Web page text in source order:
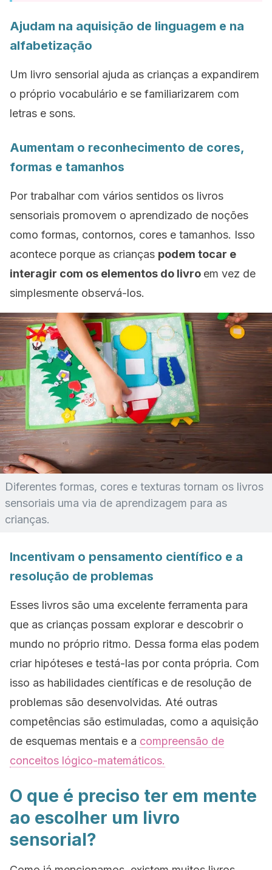
Ajudam na aquisição de linguagem e na
alfabetização
Um livro sensorial ajuda as crianças a expandirem
o próprio vocabulário e se familiarizarem com
letras e sons.
Aumentam o reconhecimento de cores,
formas e tamanhos
Por trabalhar com vários sentidos os livros
sensoriais promovem o aprendizado de noções
como formas, contornos, cores e tamanhos. Isso
acontece porque as crianças podem tocar e
interagir com os elementos do livro em vez de
simplesmente observá-los.
Diferentes formas, cores e texturas tornam os livros
sensoriais uma via de aprendizagem para as
crianças.
Incentivam o pensamento científico e a
resolução de problemas
Esses livros são uma excelente ferramenta para
que as crianças possam explorar e descobrir o
mundo no próprio ritmo. Dessa forma elas podem
criar hipóteses e testá-las por conta própria. Com
isso as habilidades científicas e de resolução de
problemas são desenvolvidas. Até outras
competências são estimuladas, como a aquisição
de esquemas mentais e a compreensão de
conceitos lógico-matemáticos.
O que é preciso ter em mente
ao escolher um livro
sensorial?